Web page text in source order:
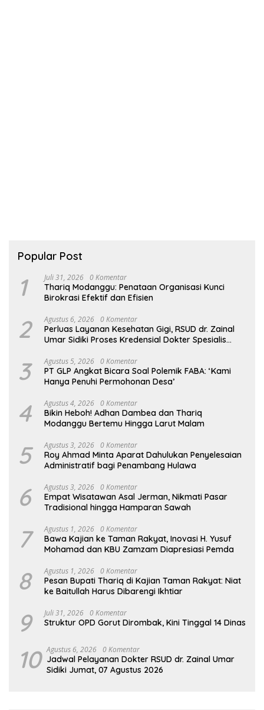
Popular Post
1 Juli 31, 2026 0 Komentar
Thariq Modanggu: Penataan Organisasi Kunci
Birokrasi Efektif dan Efisien
2 Agustus 6, 2026 0 Komentar
Perluas Layanan Kesehatan Gigi, RSUD dr. Zainal
Umar Sidiki Proses Kredensial Dokter Spesialis
3 Agustus 5, 2026 0 Komentar
PT GLP Angkat Bicara Soal Polemik FABA: ‘Kami
Hanya Penuhi Permohonan Desa’
4 Agustus 4, 2026 0 Komentar
Bikin Heboh! Adhan Dambea dan Thariq
Modanggu Bertemu Hingga Larut Malam
5 Agustus 3, 2026 0 Komentar
Roy Ahmad Minta Aparat Dahulukan Penyelesaian
Administratif bagi Penambang Hulawa
6 Agustus 3, 2026 0 Komentar
Empat Wisatawan Asal Jerman, Nikmati Pasar
Tradisional hingga Hamparan Sawah
7 Agustus 1, 2026 0 Komentar
Bawa Kajian ke Taman Rakyat, Inovasi H. Yusuf
Mohamad dan KBU Zamzam Diapresiasi Pemda
8 Agustus 1, 2026 0 Komentar
Pesan Bupati Thariq di Kajian Taman Rakyat: Niat
ke Baitullah Harus Dibarengi Ikhtiar
9 Juli 31, 2026 0 Komentar
Struktur OPD Gorut Dirombak, Kini Tinggal 14 Dinas
10 Agustus 6, 2026 0 Komentar
Jadwal Pelayanan Dokter RSUD dr. Zainal Umar
Sidiki Jumat, 07 Agustus 2026